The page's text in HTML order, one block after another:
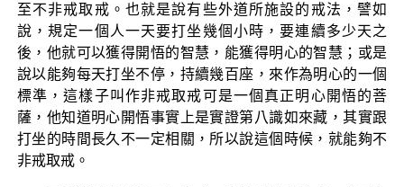
至不非戒取戒。也就是說有些外道所施設的戒法，譬如
說，規定一個人一天要打坐幾個小時，要連續多少天之
後，他就可以獲得開悟的智慧，能獲得明心的智慧；或是
說以能夠每天打坐不停，持續幾百座，來作為明心的一個
標準，這樣子叫作非戒取戒可是一個真正明心開悟的菩
薩，他知道明心開悟事實上是實證第八識如來藏，其實跟
打坐的時間長久不一定相關，所以說這個時候，就能夠不
非戒取戒。